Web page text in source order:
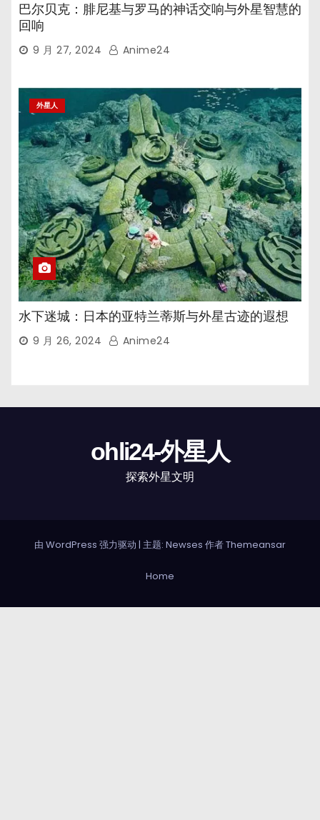
巴尔贝克：腓尼基与罗马的神话交响与外星智慧的
回响
9 月 27, 2024 Anime24
外星人
水下迷城：日本的亚特兰蒂斯与外星古迹的遐想
9 月 26, 2024 Anime24
ohli24-外星人
探索外星文明
由 WordPress 强力驱动 | 主题: Newses 作者Themeansar
Home